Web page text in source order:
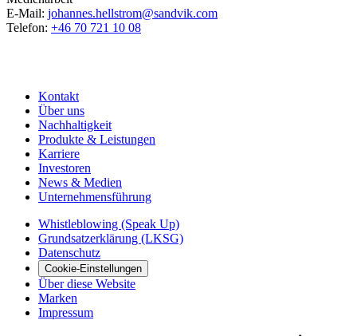
E-Mail: johannes.hellstrom@sandvik.com
Telefon: +46 70 721 10 08
Kontakt
Über uns
Nachhaltigkeit
Produkte & Leistungen
Karriere
Investoren
News & Medien
Unternehmensführung
Whistleblowing (Speak Up)
Grundsatzerklärung (LKSG)
Datenschutz
Cookie-Einstellungen
Über diese Website
Marken
Impressum